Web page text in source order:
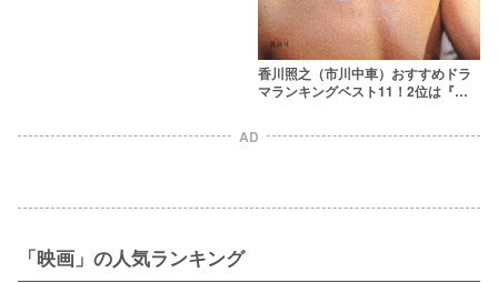
香川照之（市川中車）おすすめドラ
マランキングベスト11！2位は『半
AD
「映画」の人気ランキング